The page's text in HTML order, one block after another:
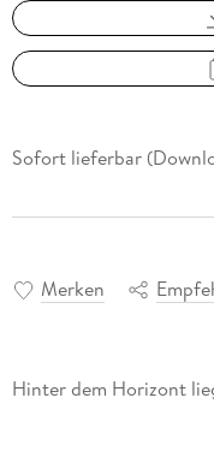
Sofort lieferbar
Merken
Hinter dem Horizont